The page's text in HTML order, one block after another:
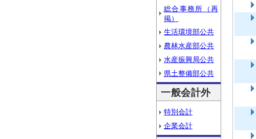
総合事務所（再
掲）
生活環境部公共
農林水産部公共
水産振興局公共
県土整備部公共
一般会計外
特別会計
企業会計